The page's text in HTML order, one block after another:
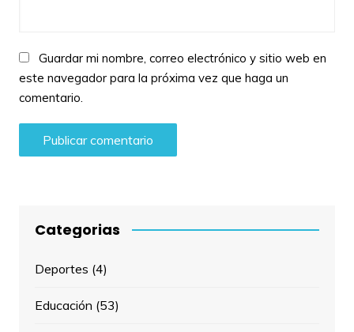
Guardar mi nombre, correo electrónico y sitio web en
este navegador para la próxima vez que haga un
comentario.
Categorias
Deportes (4)
Educación (53)